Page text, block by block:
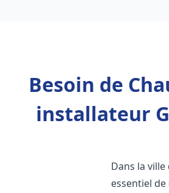
Besoin de
installateur
Dans la ville
essentiel